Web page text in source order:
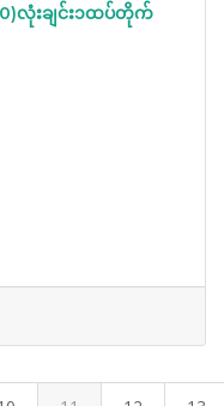
လုံးချင်း၁ထပ်တိုက်